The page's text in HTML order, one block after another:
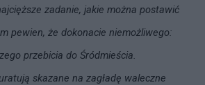
zadanie, jakie można postawić
pewien, że dokonacie niemożliwego:
przebicia do Śródmieścia.
skazane na zagładę waleczne